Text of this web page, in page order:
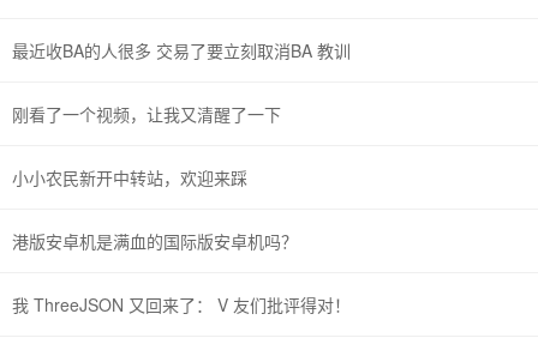
最近收BA的人很多 交易了要立刻取消BA 教训
刚看了一个视频，让我又清醒了一下
小小农民新开中转站，欢迎来踩
港版安卓机是满血的国际版安卓机吗？
我 ThreeJSON 又回来了： V 友们批评得对！